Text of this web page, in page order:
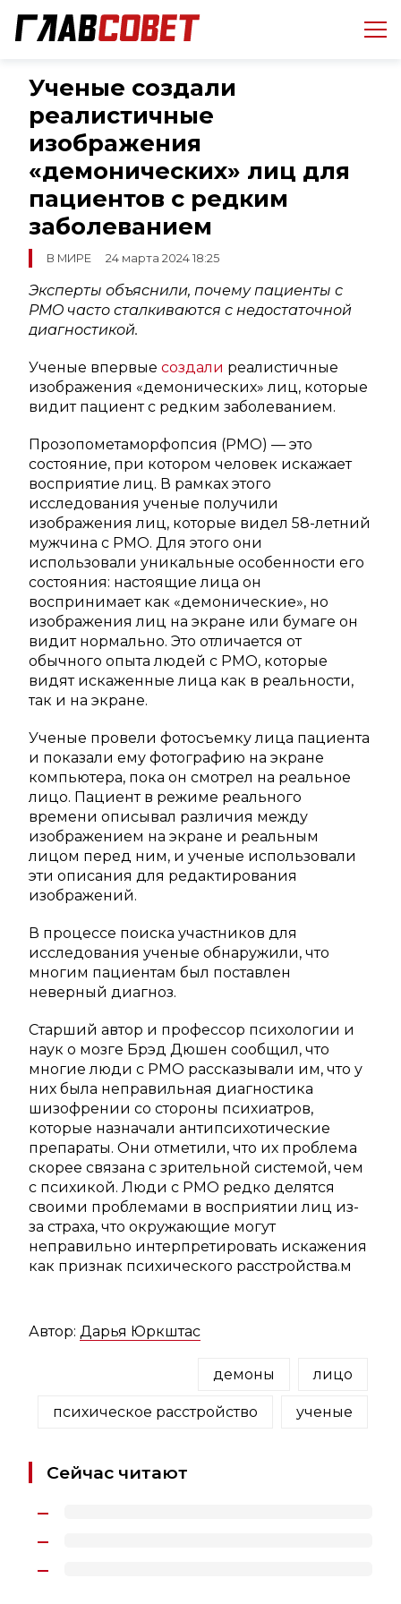
Ученые создали
реалистичные
изображения
«демонических» лиц для
пациентов с редким
заболеванием
В МИРЕ 24 марта 2024 18:25
Эксперты объяснили, почему пациенты с
PMO часто сталкиваются с недостаточной
диагностикой.
Ученые впервые создали реалистичные
изображения «демонических» лиц, которые
видит пациент с редким заболеванием.
Прозопометаморфопсия (PMO) — это
состояние, при котором человек искажает
восприятие лиц. В рамках этого
исследования ученые получили
изображения лиц, которые видел 58-летний
мужчина с PMO. Для этого они
использовали уникальные особенности его
состояния: настоящие лица он
воспринимает как «демонические», но
изображения лиц на экране или бумаге он
видит нормально. Это отличается от
обычного опыта людей с PMO, которые
видят искаженные лица как в реальности,
так и на экране.
Ученые провели фотосъемку лица пациента
и показали ему фотографию на экране
компьютера, пока он смотрел на реальное
лицо. Пациент в режиме реального
времени описывал различия между
изображением на экране и реальным
лицом перед ним, и ученые использовали
эти описания для редактирования
изображений.
В процессе поиска участников для
исследования ученые обнаружили, что
многим пациентам был поставлен
неверный диагноз.
Старший автор и профессор психологии и
наук о мозге Брэд Дюшен сообщил, что
многие люди с PMO рассказывали им, что у
них была неправильная диагностика
шизофрении со стороны психиатров,
которые назначали антипсихотические
препараты. Они отметили, что их проблема
скорее связана с зрительной системой, чем
с психикой. Люди с PMO редко делятся
своими проблемами в восприятии лиц из-
за страха, что окружающие могут
неправильно интерпретировать искажения
как признак психического расстройства.м
Автор: Дарья Юркштас
демоны лицо
психическое расстройство ученые
Сейчас читают